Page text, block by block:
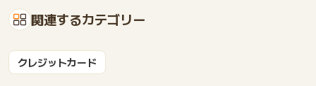
関連するカテゴリー
クレジットカード